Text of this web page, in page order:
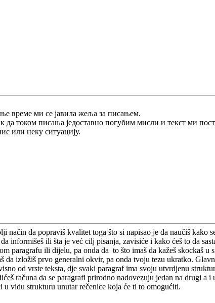
време ми се јавила жеља за писањем.
током писања једоставно погубим мисли и текст ми
или неку ситуацију.
da popraviš kvalitet toga što si napisao je da naučiš kako
informišeš ili šta je već cilj pisanja, zavisiće i kako ćeš to da
paragrafu ili dijelu, pa onda da to što imaš da kažeš skockaš u
da izložiš prvo generalni okvir, pa onda tvoju tezu ukratko.
od vrste teksta, dje svaki paragraf ima svoju utvrdjenu
računa da se paragrafi prirodno nadovezuju jedan na drugi a i
vidu strukturu unutar rečenice koja će ti to omogućiti.